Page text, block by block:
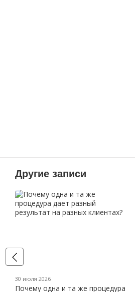
Другие записи
30 июля 2026
Почему одна и та же процедура